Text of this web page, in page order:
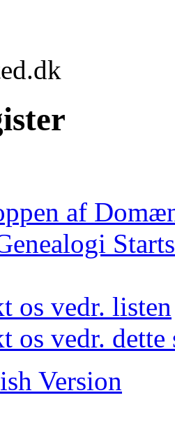
af
os vedr. listen
os vedr. dette
Version